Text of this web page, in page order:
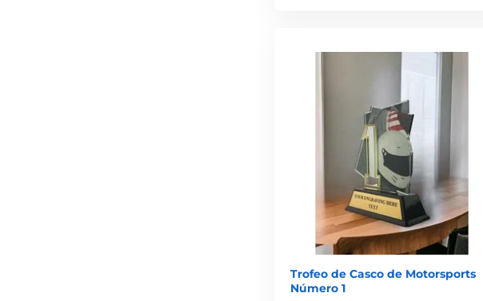
Trofeo de Casco de Motorsports
Número 1